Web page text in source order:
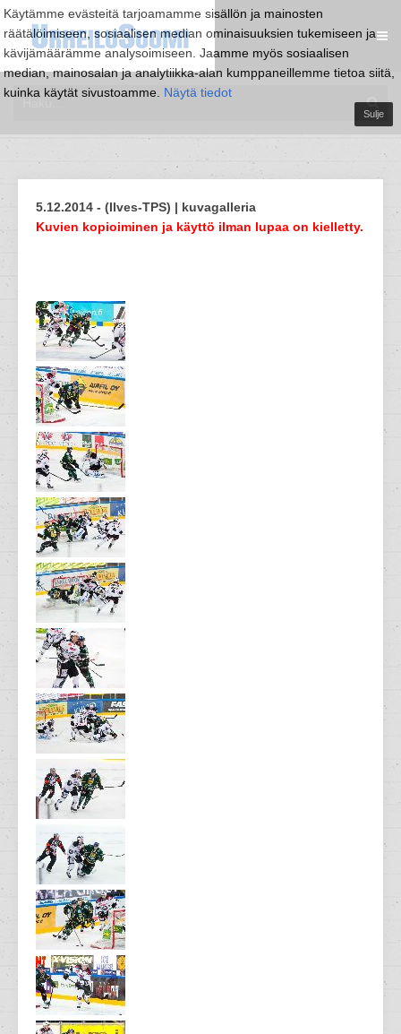
Käytämme evästeitä tarjoamamme sisällön ja mainosten
räätälöimiseen, sosiaalisen median ominaisuuksien tukemiseen ja
kävijämäärämme analysoimiseen. Jaamme myös sosiaalisen
median, mainosalan ja analytiikka-alan kumppaneillemme tietoa siitä,
kuinka käytät sivustoamme. Näytä tiedot
Sulje
5.12.2014 - (Ilves-TPS) | kuvagalleria
Kuvien kopioiminen ja käyttö ilman lupaa on kielletty.